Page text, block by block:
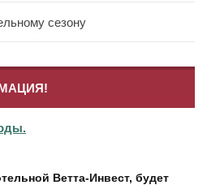
сезону
Ветта-Инвест, будет